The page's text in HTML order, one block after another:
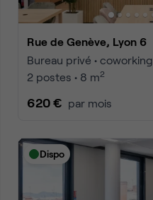
Rue de Genève, Lyon 6
Bureau privé • coworking
2 postes • 8 m2
620 € par mois
Dispo